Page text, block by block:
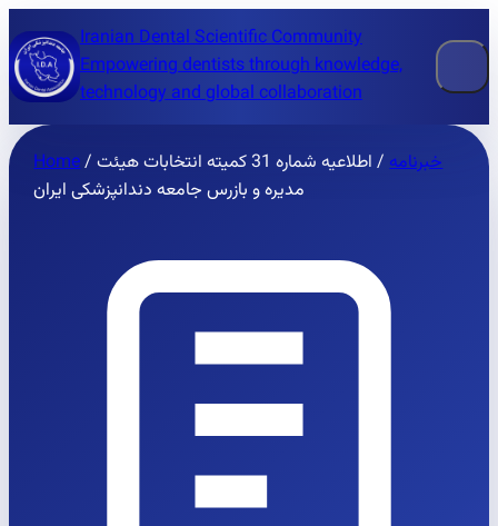
Iranian Dental Scientific Community
Empowering dentists through knowledge,
technology and global collaboration
Home/ خبرنامه /
اطلاعیه شماره 31 کمیته انتخابات هیئت
مدیره و بازرس جامعه دندانپزشکی ایران